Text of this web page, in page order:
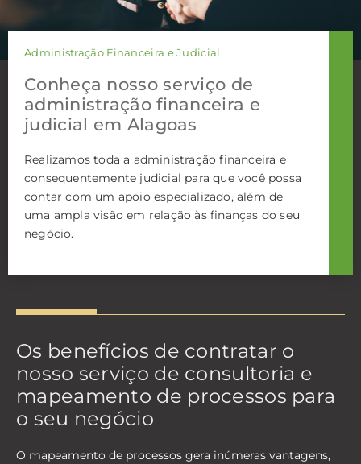
Administração Financeira e Judicial
Conheça nosso serviço de
administração financeira e
judicial em Alagoas
Realizamos toda a administração financeira e
consequentemente judicial para que você possa
contar com um apoio especializado, além de
uma ampla visão em relação às finanças do seu
negócio.
Os benefícios de contratar o
nosso serviço de consultoria e
mapeamento de processos para
o seu negócio
O mapeamento de processos gera inúmeras vantagens,